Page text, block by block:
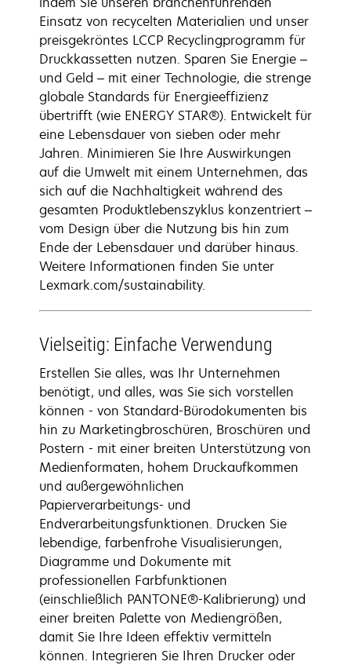
Einsatz von recycelten Materialien und unser
preisgekröntes LCCP Recyclingprogramm für
Druckkassetten nutzen. Sparen Sie Energie –
und Geld – mit einer Technologie, die strenge
globale Standards für Energieeffizienz
übertrifft (wie ENERGY STAR®). Entwickelt für
eine Lebensdauer von sieben oder mehr
Jahren. Minimieren Sie Ihre Auswirkungen
auf die Umwelt mit einem Unternehmen, das
sich auf die Nachhaltigkeit während des
gesamten Produktlebenszyklus konzentriert –
vom Design über die Nutzung bis hin zum
Ende der Lebensdauer und darüber hinaus.
Weitere Informationen finden Sie unter
Lexmark.com/sustainability.
Vielseitig: Einfache Verwendung
Erstellen Sie alles, was Ihr Unternehmen
benötigt, und alles, was Sie sich vorstellen
können - von Standard-Bürodokumenten bis
hin zu Marketingbroschüren, Broschüren und
Postern - mit einer breiten Unterstützung von
Medienformaten, hohem Druckaufkommen
und außergewöhnlichen
Papierverarbeitungs- und
Endverarbeitungsfunktionen. Drucken Sie
lebendige, farbenfrohe Visualisierungen,
Diagramme und Dokumente mit
professionellen Farbfunktionen
(einschließlich PANTONE®-Kalibrierung) und
einer breiten Palette von Mediengrößen,
damit Sie Ihre Ideen effektiv vermitteln
können. Integrieren Sie Ihren Drucker oder